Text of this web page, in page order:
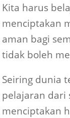
Kita harus
menciptakan
aman bagi
tidak boleh
Seiring dunia
pelajaran dari
menciptakan